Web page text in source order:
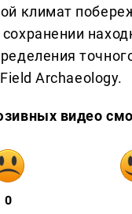
климат
Archaeology.
видео
0